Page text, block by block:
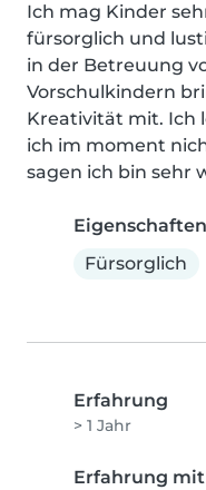
Ich mag Kinder
fürsorglich und
in der Betreuung
Vorschulkindern
Kreativität mit. Ich
ich im moment
sagen ich bin sehr
Eigenschaften
Fürsorglich
Erfahrung
> 1 Jahr
Erfahrung